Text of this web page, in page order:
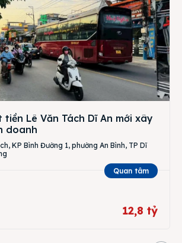
tiền Lê Văn Tách Dĩ An mới xây
doanh
KP Bình Đường 1, phường An Bình, TP Dĩ
Quan tâm
12,8 tỷ